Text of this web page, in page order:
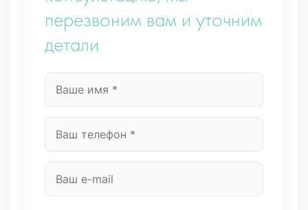
перезвоним вам и уточним
детали